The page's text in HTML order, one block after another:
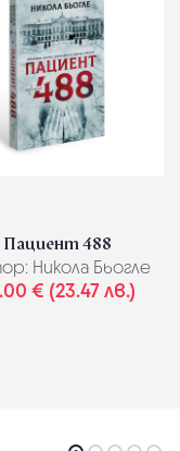
Пациент 488
Никола Бьогле
€ (23.47 лв.)